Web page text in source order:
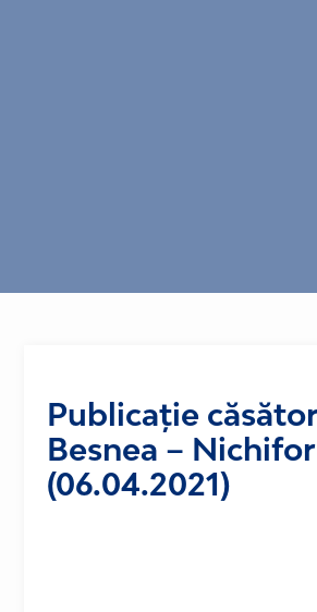
Publicație
Besnea – Nichifor
(06.04.2021)